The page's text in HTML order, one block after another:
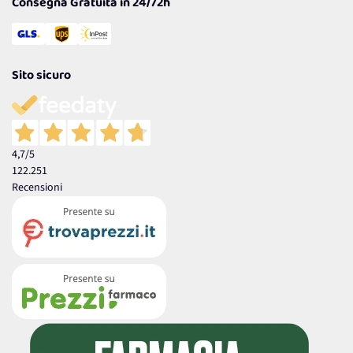
Sito sicuro
4,7/5
122.251
Recensioni